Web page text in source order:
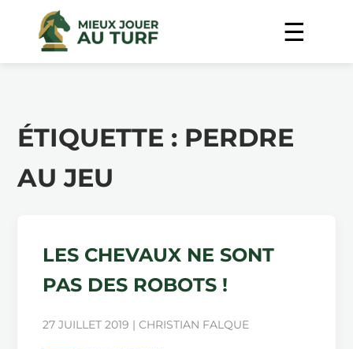
ÉTIQUETTE : PERDRE
AU JEU
LES CHEVAUX NE SONT
PAS DES ROBOTS !
27 JUILLET 2019 | CHRISTIAN FALQUE